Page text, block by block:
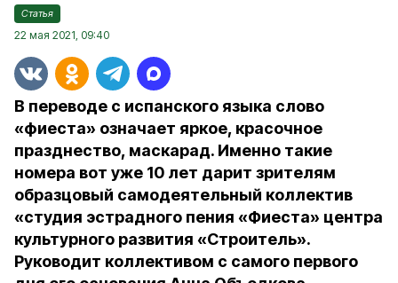
Статья
22 мая 2021, 09:40
В переводе с испанского языка слово
«фиеста» означает яркое, красочное
празднество, маскарад. Именно такие
номера вот уже 10 лет дарит зрителям
образцовый самодеятельный коллектив
«студия эстрадного пения «Фиеста» центра
культурного развития «Строитель».
Руководит коллективом с самого первого